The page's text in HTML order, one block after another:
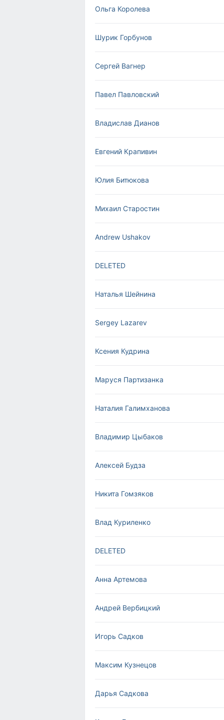
Ольга Королева
Шурик Горбунов
Сергей Вагнер
Павел Павловский
Владислав Дианов
Евгений Крапивин
Юлия Битюкова
Михаил Старостин
Andrew Ushakov
DELETED
Наталья Шейнина
Sergey Lazarev
Ксения Кудрина
Маруся Партизанка
Наталия Галимханова
Владимир Цыбаков
Алексей Будза
Никита Гомзяков
Влад Куриленко
DELETED
Анна Артемова
Андрей Вербицкий
Игорь Садков
Максим Кузнецов
Дарья Садкова